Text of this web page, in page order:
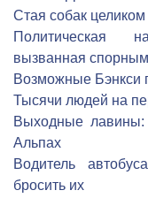
Стая собак
Политическая
вызванная
Возможные Бэнкси
Тысячи людей на
Выходные
Альпах
Водитель
бросить их